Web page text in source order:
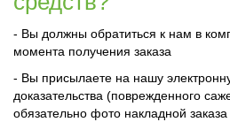
- Вы должны обратиться к нам в
момента получения заказа
- Вы присылаете на нашу
доказательства (поврежденного
обязательно фото накладной